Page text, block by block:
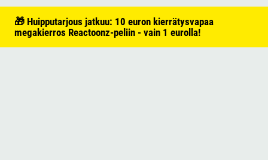
🎁 Huipputarjous jatkuu: 10 euron kierrätysvapaa
megakierros Reactoonz-peliin - vain 1 eurolla!